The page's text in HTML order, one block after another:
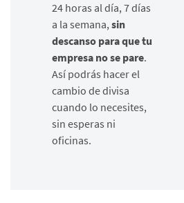
24 horas al día, 7 días
a la semana,sin
descanso para que tu
empresa no se pare.
Así podrás hacer el
cambio de divisa
cuando lo necesites,
sin esperas ni
oficinas.